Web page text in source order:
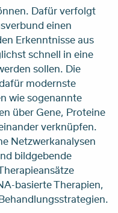
Dafür verfolgt
einen
Erkenntnisse aus
schnell in eine
sollen. Die
modernste
wie sogenannte
über Gene, Proteine
verknüpfen.
Netzwerkanalysen
bildgebende
basierte Therapien,